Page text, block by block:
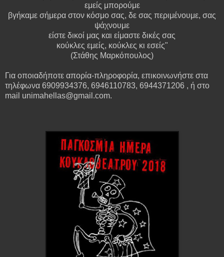
εμείς μπορούμε
βγήκαμε σήμερα στον κόσμο σας, δε σας περιμένουμε, σας
ψάχνουμε
είστε δικοί μας και είμαστε δικές σας
κούκλες εμείς, κούκλες κι εσείς"
(Στάθης Μαρκόπουλος)
Για οποιαδήποτε απορία-πληροφορία, επικοινωνήστε στα
τηλέφωνα 6909934376, 6946110783, 6944371206 , ή στο
mail unimahellas@gmail.com.